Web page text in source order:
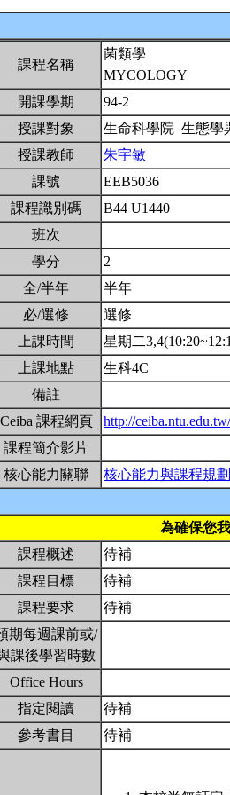
課程名稱
菌類學
MYCOLOGY
開課學期
94-2
授課對象
生命科學院 生態學
授課教師
朱宇敏
課號
EEB5036
課程識別碼
B44 U1440
班次
學分
2
全/半年
半年
必/選修
選修
上課時間
星期二
上課地點
生科4C
備註
Ceiba 課程網頁
http://
課程簡介影片
核心能力關聯
核心能力與課程規
為確保您
課程概述
待補
課程目標
待補
課程要求
待補
期每週課前或/
課後學習時數
Office Hours
指定閱讀
待補
參考書目
待補